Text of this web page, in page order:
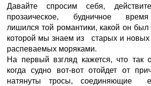
Давайте спросим себя,
прозаическое, будничное
лишился той романтики, какой он
которой мы знаем из старых и
распеваемых моряками.
На первый взгляд кажется, что так
когда судно вот-вот отойдет от
натянуты тросы, соединяющие